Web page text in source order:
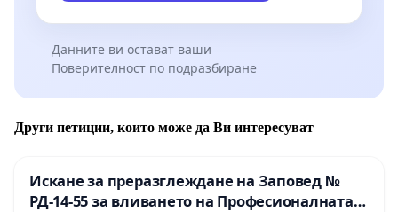
Данните ви остават ваши
Поверителност по подразбиране
Други петиции, които може да Ви интересуват
Искане за преразглеждане на Заповед №
РД-14-55 за вливането на Професионалната